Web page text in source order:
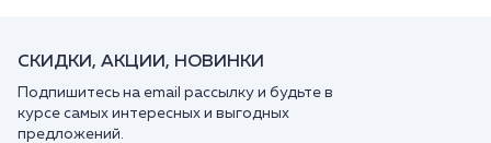
СКИДКИ, АКЦИИ, НОВИНКИ
Подпишитесь на email рассылку и будьте в
курсе самых интересных и выгодных
предложений.